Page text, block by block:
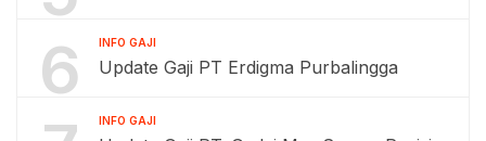
6 INFO GAJI
Update Gaji PT Erdigma Purbalingga
INFO GAJI